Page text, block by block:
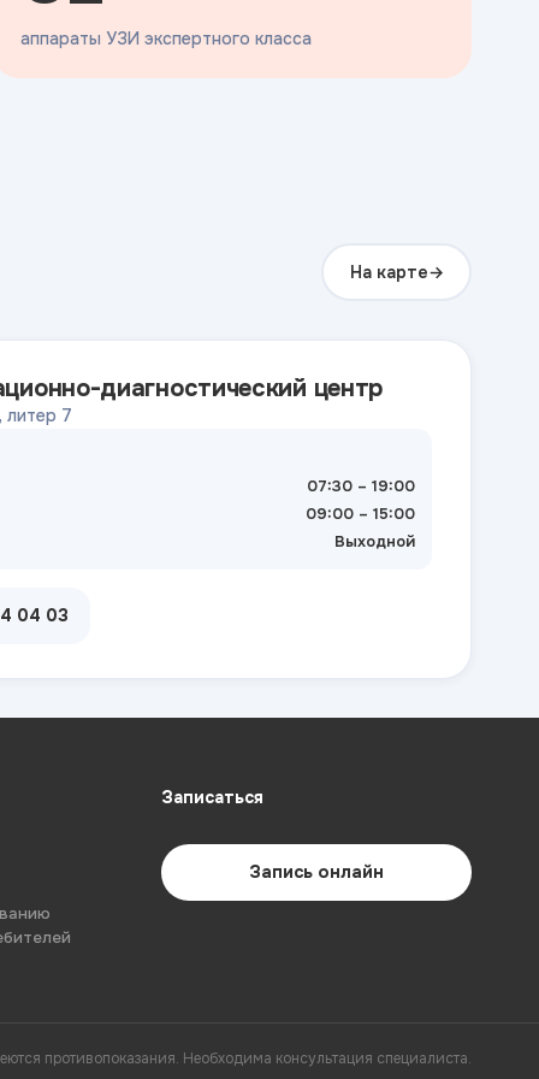
аппараты УЗИ экспертного класса
На карте
диагностический центр
литер 7
07:30 – 19:00
09:00 – 15:00
Выходной
04 03
Записаться
Запись онлайн
противопоказания. Необходима консультация специалиста.